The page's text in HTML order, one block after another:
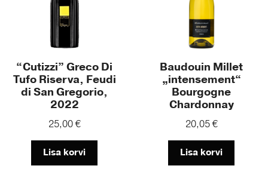
“Cutizzi” Greco Di
Tufo Riserva, Feudi
di San Gregorio,
2022
25,00€
Lisa korvi
Baudouin Millet
„intensement“
Bourgogne
Chardonnay
20,05€
Lisa korvi